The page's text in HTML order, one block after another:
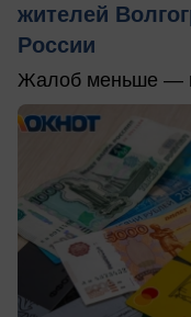
жителей
России
Жалоб меньше —